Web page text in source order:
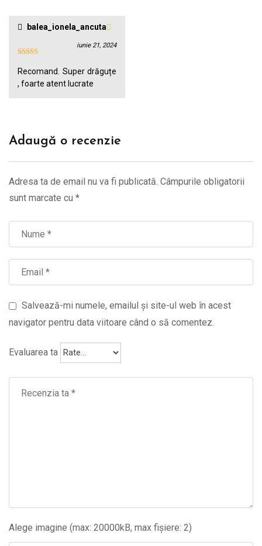
balea_ionela_ancuta
iunie 21, 2024
Recomand. Super drăguțe
, foarte atent lucrate
Adaugă o recenzie
Adresa ta de email nu va fi publicată. Câmpurile obligatorii
sunt marcate cu *
Salvează-mi numele, emailul și site-ul web în acest
navigator pentru data viitoare când o să comentez.
Evaluarea ta
Alege imagine (max: 20000kB, max fișiere: 2)